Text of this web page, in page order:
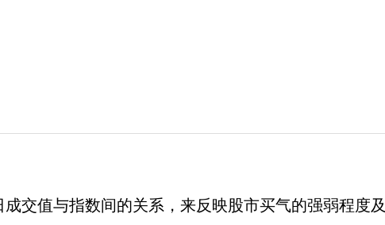
交值与指数间的关系，来反映股市买气的强弱程度